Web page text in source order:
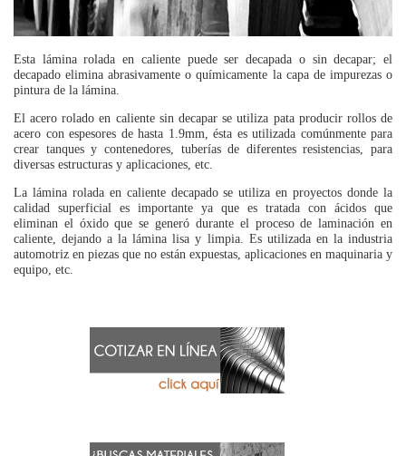
Esta lámina rolada en caliente puede ser decapada o sin decapar; el
decapado elimina abrasivamente o químicamente la capa de impurezas o
pintura de la lámina.
El acero rolado en caliente sin decapar se utiliza pata producir rollos de
acero con espesores de hasta 1.9mm, ésta es utilizada comúnmente para
crear tanques y contenedores, tuberías de diferentes resistencias, para
diversas estructuras y aplicaciones, etc.
La lámina rolada en caliente decapado se utiliza en proyectos donde la
calidad superficial es importante ya que es tratada con ácidos que
eliminan el óxido que se generó durante el proceso de laminación en
caliente, dejando a la lámina lisa y limpia. Es utilizada en la industria
automotriz en piezas que no están expuestas, aplicaciones en maquinaria y
equipo, etc.